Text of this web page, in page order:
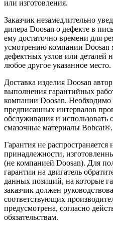
или изготовления.
Заказчик незамедлительно
дилера Doosan о дефекте в
ему достаточно времени для
усмотрению компании Doosan
дефектных узлов или деталей
любое другое указанное место.
Доставка изделия Doosan
выполнения гарантийных
компании Doosan. Необходимо
предписанных интервалов
обслуживания и использовать
смазочные материалы Bobcat®.
Гарантия не
принадлежности,
(не компанией Doosan). Для
гарантии на двигатель
данных позиций, на которые
заказчик должен
соответствующих
предусмотрена, согласно
обязательствам.